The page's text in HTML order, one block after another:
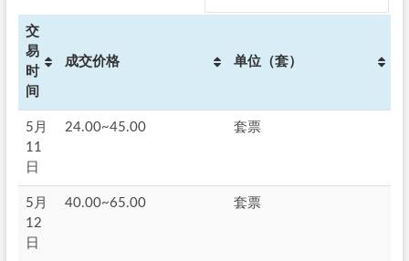
交
易
时
间
成交价格 单位（套）
5月
11
日
24.00~45.00 套票
5月
12
日
40.00~65.00 套票